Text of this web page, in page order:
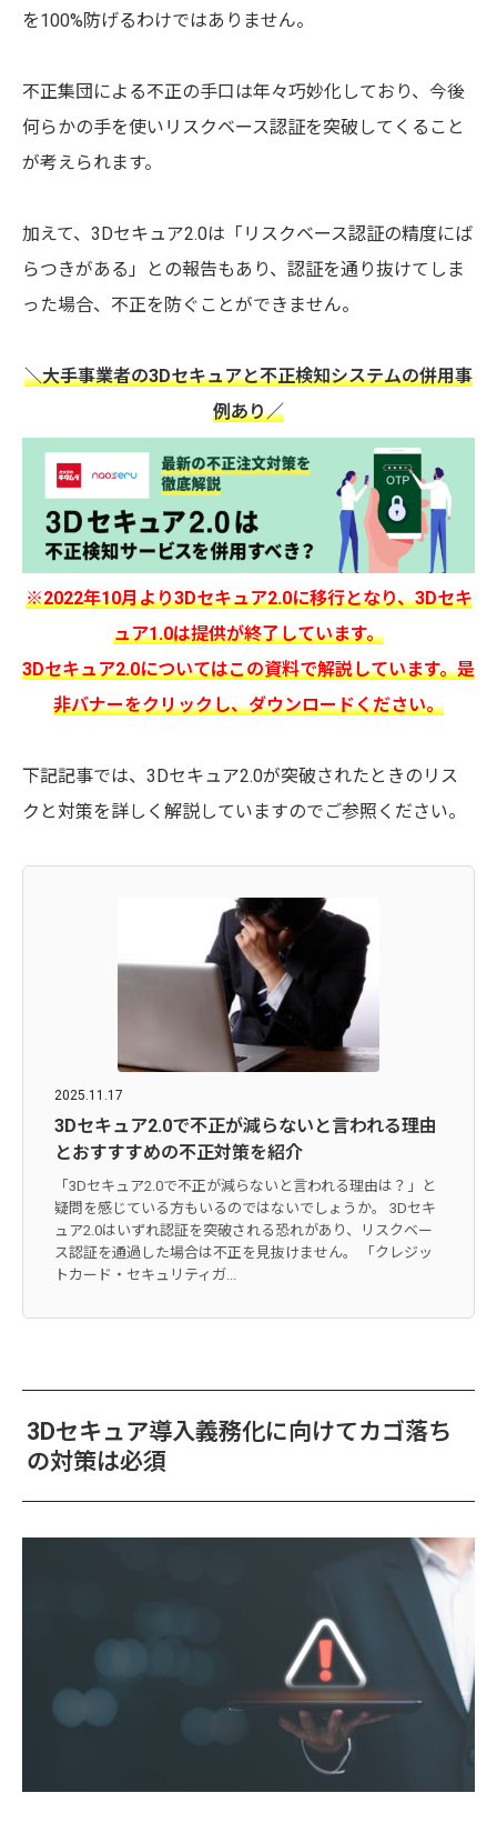
を100%防げるわけではありません。
不正集団による不正の手口は年々巧妙化しており、今後
何らかの手を使いリスクベース認証を突破してくること
が考えられます。
加えて、3Dセキュア2.0は「リスクベース認証の精度にば
らつきがある」との報告もあり、認証を通り抜けてしま
った場合、不正を防ぐことができません。
＼大手事業者の3Dセキュアと不正検知システムの併用事
例あり／
※2022年10月より3Dセキュア2.0に移行となり、3Dセキ
ュア1.0は提供が終了しています。
3Dセキュア2.0についてはこの資料で解説しています。是
非バナーをクリックし、ダウンロードください。
下記記事では、3Dセキュア2.0が突破されたときのリス
クと対策を詳しく解説していますのでご参照ください。
2025.11.17
3Dセキュア2.0で不正が減らないと言われる理由
とおすすすめの不正対策を紹介
「3Dセキュア2.0で不正が減らないと言われる理由は？」と
疑問を感じている方もいるのではないでしょうか。 3Dセキ
ュア2.0はいずれ認証を突破される恐れがあり、リスクベー
ス認証を通過した場合は不正を見抜けません。 「クレジッ
トカード・セキュリティガ...
3Dセキュア導入義務化に向けてカゴ落ち
の対策は必須